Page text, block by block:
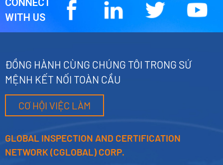
thể thẩm tra và đo
lường được. Các tín chỉ
để bù đắp lượng phát
thải của họ hoặc để
để kiểm soát biến đổi
khí hậu và giảm thiểu
CONNECT
WITH US
ĐỒNG HÀNH CÙNG CHÚNG TÔI TRONG SỨ
MỆNH KẾT NỐI TOÀN CẦU
CƠ HỘI VIỆC LÀM
GLOBAL INSPECTION AND CERTIFICATION
NETWORK (CGLOBAL) CORP.